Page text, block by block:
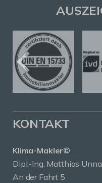
KONTAKT
Klima-Makler©
Dipl.-Ing. Matthias
An der Fahrt 5